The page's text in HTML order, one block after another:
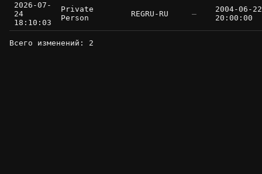
2026-07-
24
18:10:03
Private
Person
REGRU-RU —
2004-06-22
20:00:00
Всего изменений: 2